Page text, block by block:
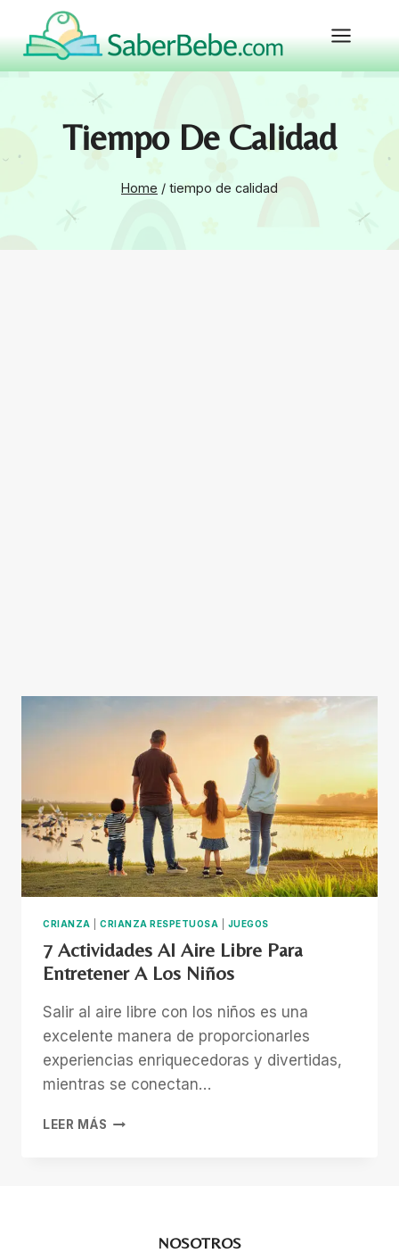
content
Tiempo De Calidad
Home / tiempo de calidad
CRIANZA CRIANZA RESPETUOSA JUEGOS
7 Actividades Al Aire Libre Para
Entretener A Los Niños
Salir al aire libre con los niños es una
excelente manera de proporcionarles
experiencias enriquecedoras y divertidas,
mientras se conectan…
LEER MÁS
NOSOTROS